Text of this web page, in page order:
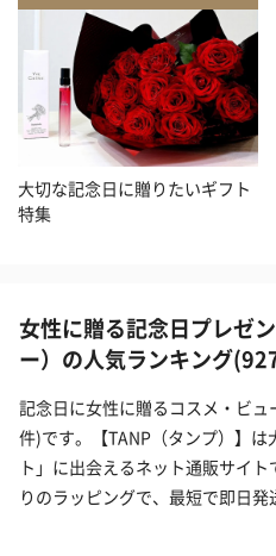
大切な記念日に贈りたいギフト
特集
女性に贈る記念日プレゼ
ー）の人気ランキング
記念日に女性に贈るコスメ・ビ
件)です。【TANP（タンプ）】は
ト」に出会えるネット通販サイ
りのラッピングで、最短で即日発